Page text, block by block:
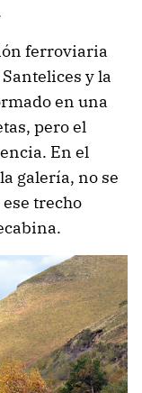
ferroviaria
y la
en una
pero el
En el
galería, no se
trecho